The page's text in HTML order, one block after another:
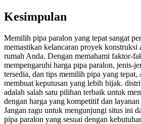
Kesimpulan
Memilih pipa paralon yang tepat sangat
memastikan kelancaran proyek konstruksi
rumah Anda. Dengan memahami faktor-
mempengaruhi harga pipa paralon, jenis-
tersedia, dan tips memilih pipa yang tepat,
membuat keputusan yang lebih bijak.
adalah salah satu pilihan terbaik untuk
dengan harga yang kompetitif dan
Jangan ragu untuk mengunjungi situs ini
pipa paralon yang sesuai dengan